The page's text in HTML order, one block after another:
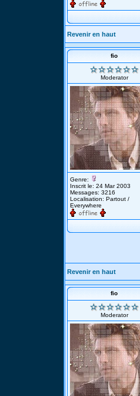
Revenir en haut
fio
Moderator
Genre:
Inscrit le: 24 Mar 2003
Messages: 3216
Localisation: Partout /
Everywhere
Revenir en haut
fio
Moderator